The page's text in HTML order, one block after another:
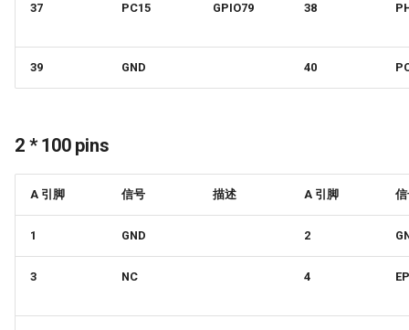
37 PC15 GPIO79 38
39 GND 40
2 * 100 pins
A 引脚 信号 描述 A 引脚
1 GND 2
3 NC 4